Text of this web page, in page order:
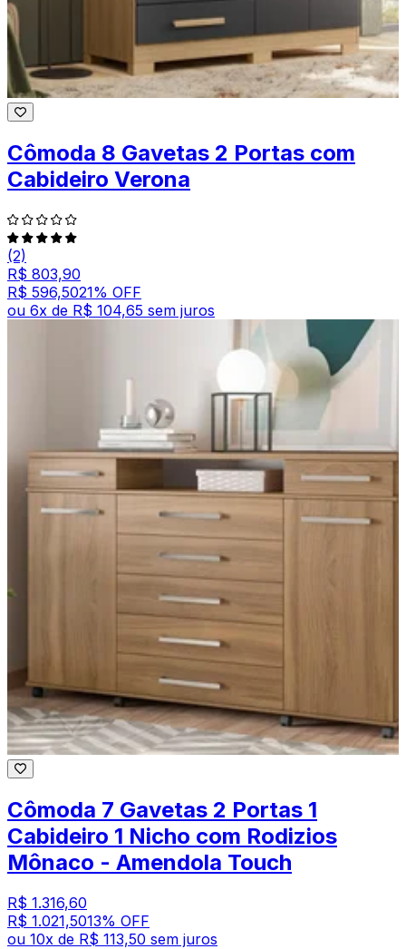
Cômoda 8 Gavetas 2 Portas com
Cabideiro Verona
(2)
R$ 803,90
R$ 596,5021% OFF
ou 6x de R$ 104,65 sem juros
Cômoda 7 Gavetas 2 Portas 1
Cabideiro 1 Nicho com Rodizios
Mônaco - Amendola Touch
R$ 1.316,60
R$ 1.021,5013% OFF
ou 10x de R$ 113,50 sem juros